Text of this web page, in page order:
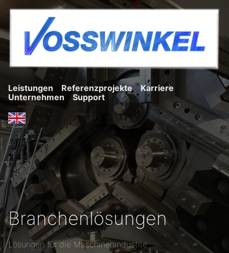
Leistungen Referenzprojekte
Karriere
Unternehmen
Support
Branchenlösungen
Lösungen für die Maschinenindustrie